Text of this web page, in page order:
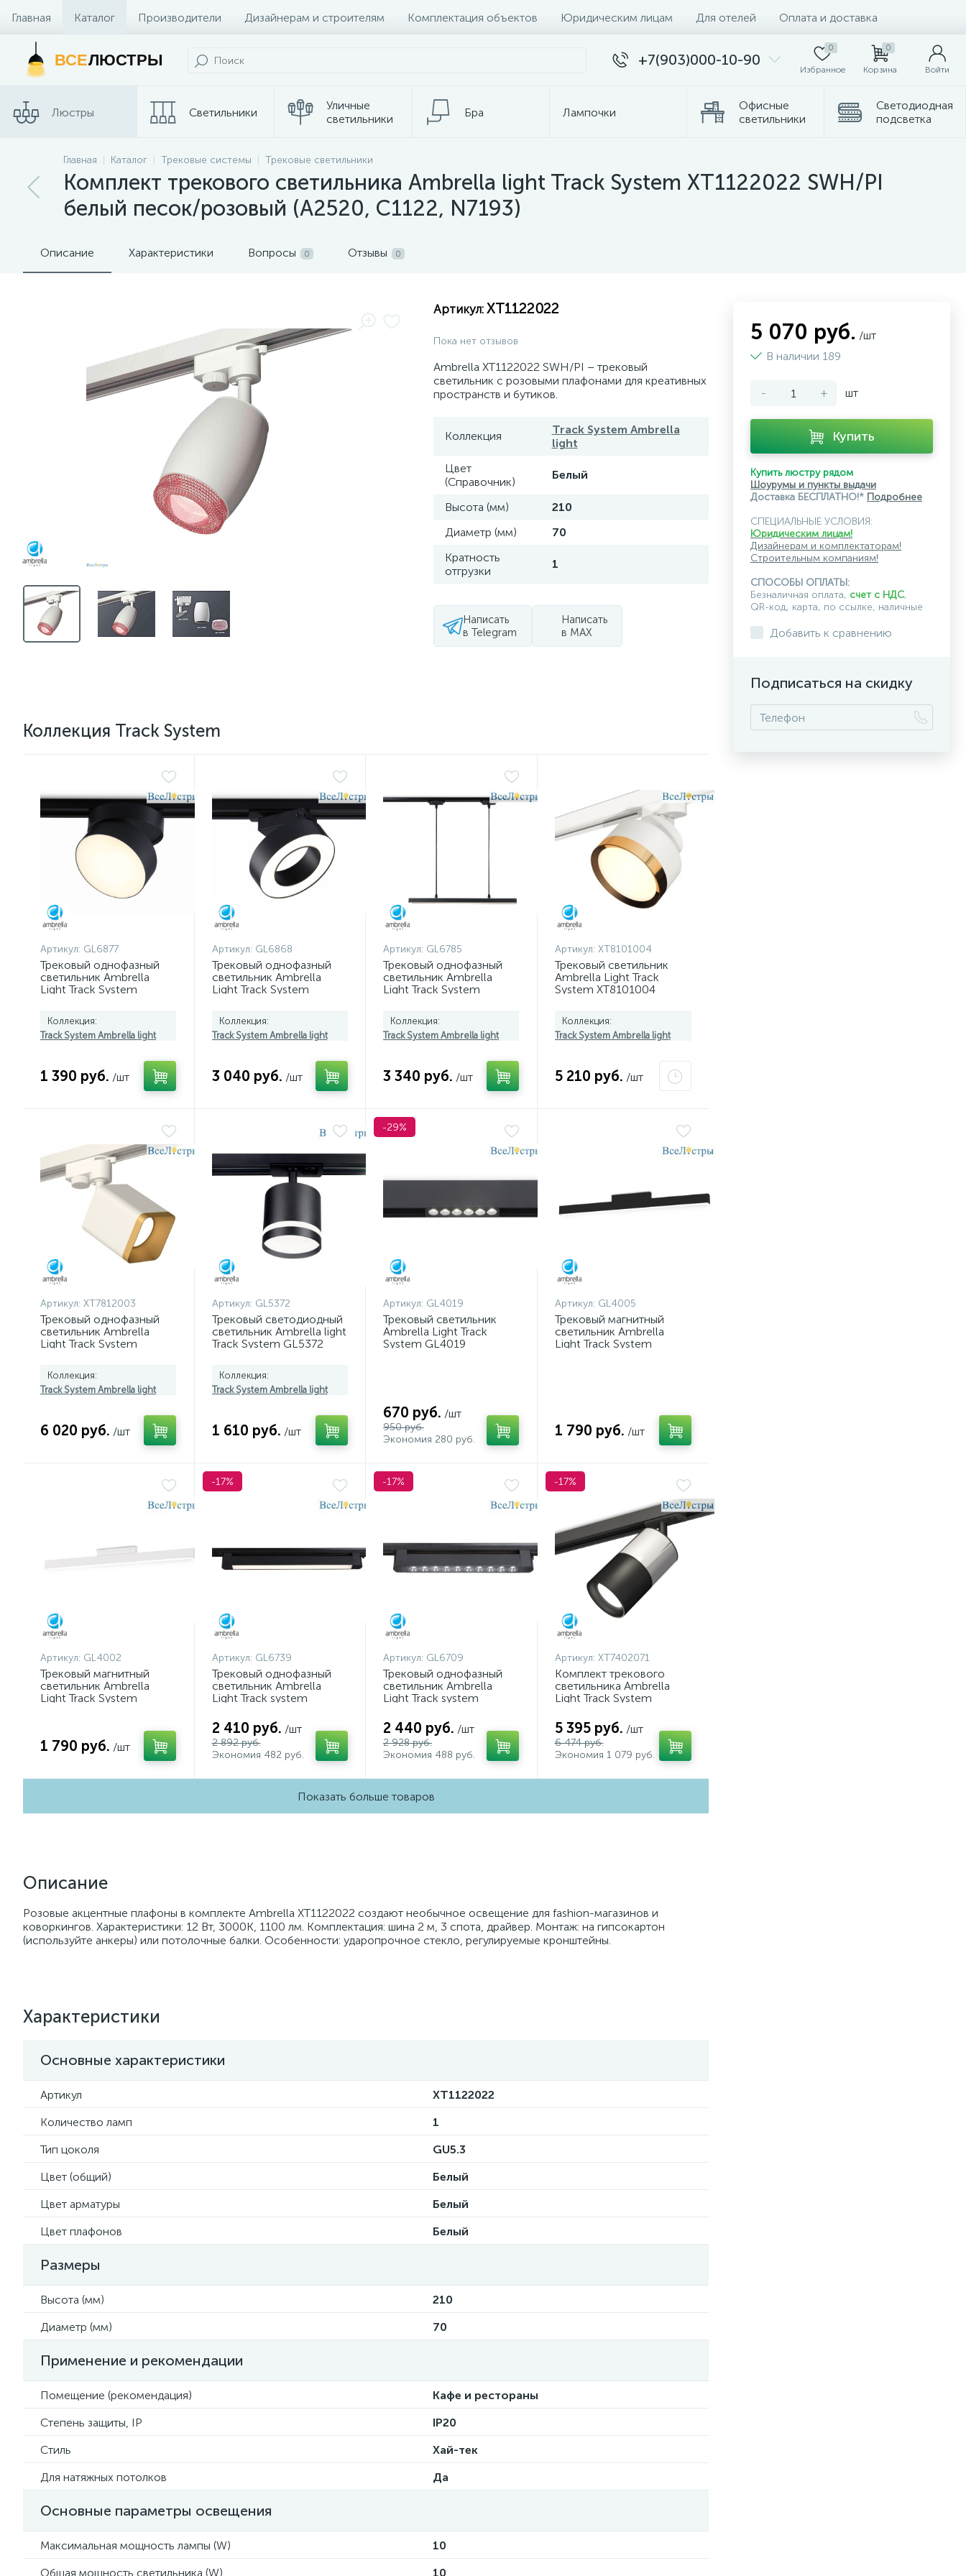
Главная Каталог Производители Дизайнерам и строителям Комплектация объектов Юридическим лицам Для отелей Оплата и доставка
Контакты и Магазины
ВСЕЛЮСТРЫ +7(903)000-10-90
0
Избранное
0
Корзина Войти
Люстры Светильники
Уличные
светильники
Бра Лампочки
Офисные
светильники
Светодиодная
подсветка
Споты
Трековые
Электротовары
лампы
Главная Каталог Трековые системы Трековые светильники
Комплект трекового светильника Ambrella light Track System XT1122022 SWH/PI
белый песок/розовый (A2520, C1122, N7193)
Описание Характеристики Вопросы 0 Отзывы 0
Артикул: XT1122022
Пока нет отзывов
Ambrella XT1122022 SWH/PI – трековый
светильник с розовыми плафонами для креативных
пространств и бутиков.
Коллекция
Track System Ambrella
light
Цвет
(Справочник)
Белый
Высота (мм)
210
Диаметр (мм)
70
Кратность
отгрузки
1
Написать
в Telegram
Написать
в MAX
Коллекция Track System
Артикул: GL6877
Трековый однофазный
светильник Ambrella
Light Track System
Коллекция:
Track System Ambrella light
1 390 руб. /шт
Артикул: GL6868
Трековый однофазный
светильник Ambrella
Light Track System
Коллекция:
Track System Ambrella light
3 040 руб. /шт
Артикул: GL6785
Трековый однофазный
светильник Ambrella
Light Track System
Коллекция:
Track System Ambrella light
3 340 руб. /шт
Артикул: XT8101004
Трековый светильник
Ambrella Light Track
System XT8101004
N8124)
Коллекция:
Track System Ambrella light
5 210 руб. /шт
Артикул: XT7812003
Трековый однофазный
светильник Ambrella
Light Track System
C7812, N7704)
Коллекция:
Track System Ambrella light
6 020 руб. /шт
Артикул: GL5372
Трековый светодиодный
светильник Ambrella light
Track System GL5372
Коллекция:
Track System Ambrella light
1 610 руб. /шт
-29%
Артикул: GL4019
Трековый светильник
Ambrella Light Track
System GL4019
670 руб. /шт
950 руб.
Экономия 280 руб.
Артикул: GL4005
Трековый магнитный
светильник Ambrella
Light Track System
1 790 руб. /шт
Артикул: GL4002
Трековый магнитный
светильник Ambrella
Light Track System
1 790 руб. /шт
-17%
Артикул: GL6739
Трековый однофазный
светильник Ambrella
Light Track system
2 410 руб. /шт
2 892 руб.
Экономия 482 руб.
-17%
Артикул: GL6709
Трековый однофазный
светильник Ambrella
Light Track system
2 440 руб. /шт
2 928 руб.
Экономия 488 руб.
-17%
Артикул: XT7402071
Комплект трекового
светильника Ambrella
Light Track System
A2071, C7402, N7021)
5 395 руб. /шт
6 474 руб.
Экономия 1 079 руб.
Показать больше товаров
Описание
Розовые акцентные плафоны в комплекте Ambrella XT1122022 создают необычное освещение для fashion-магазинов и
коворкингов. Характеристики: 12 Вт, 3000K, 1100 лм. Комплектация: шина 2 м, 3 спота, драйвер. Монтаж: на гипсокартон
(используйте анкеры) или потолочные балки. Особенности: ударопрочное стекло, регулируемые кронштейны.
Характеристики
Основные характеристики
Артикул
XT1122022
Количество ламп
1
Тип цоколя
GU5.3
Цвет (общий)
Белый
Цвет арматуры
Белый
Цвет плафонов
Белый
Размеры
Высота (мм)
210
Диаметр (мм)
70
Применение и рекомендации
Помещение (рекомендация)
Кафе и рестораны
Степень защиты, IP
IP20
Стиль
Хай-тек
Для натяжных потолков
Да
Основные параметры освещения
Максимальная мощность лампы (W)
10
Общая мощность светильника (W)
10
5 070 руб. /шт
В наличии 189
- + шт
Купить
Купить люстру рядом
Шоурумы и пункты выдачи
Доставка БЕСПЛАТНО!* Подробнее
СПЕЦИАЛЬНЫЕ УСЛОВИЯ:
Юридическим лицам!
Дизайнерам и комплектаторам!
Строительным компаниям!
СПОСОБЫ ОПЛАТЫ:
Безналичная оплата, счет с НДС,
QR-код, карта, по ссылке, наличные
Добавить к сравнению
Подписаться на скидку